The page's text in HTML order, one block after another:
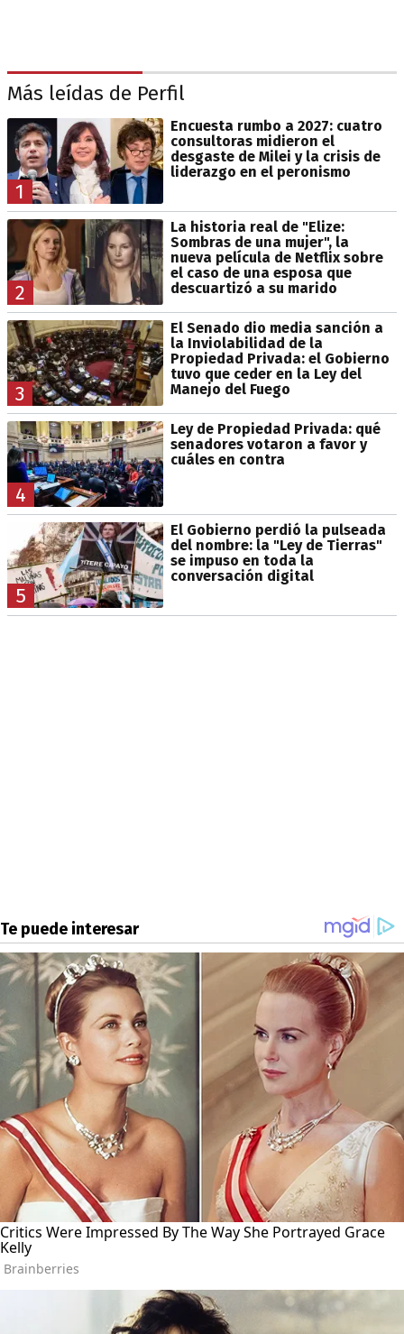
Más leídas de Perfil
1
Encuesta rumbo a 2027: cuatro
consultoras midieron el
desgaste de Milei y la crisis de
liderazgo en el peronismo
2
La historia real de "Elize:
Sombras de una mujer", la
nueva película de Netflix sobre
el caso de una esposa que
descuartizó a su marido
3
El Senado dio media sanción a
la Inviolabilidad de la
Propiedad Privada: el Gobierno
tuvo que ceder en la Ley del
Manejo del Fuego
4
Ley de Propiedad Privada: qué
senadores votaron a favor y
cuáles en contra
5
El Gobierno perdió la pulseada
del nombre: la "Ley de Tierras"
se impuso en toda la
conversación digital